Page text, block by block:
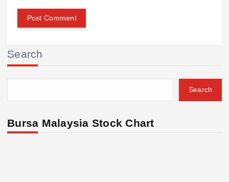
Search
Search
Bursa Malaysia Stock Chart